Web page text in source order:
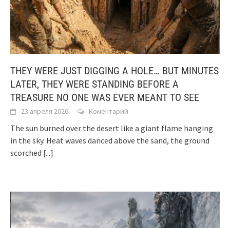
THEY WERE JUST DIGGING A HOLE… BUT MINUTES
LATER, THEY WERE STANDING BEFORE A
TREASURE NO ONE WAS EVER MEANT TO SEE
23 апреля 2026 Коментарий
The sun burned over the desert like a giant flame hanging
in the sky. Heat waves danced above the sand, the ground
scorched [...]